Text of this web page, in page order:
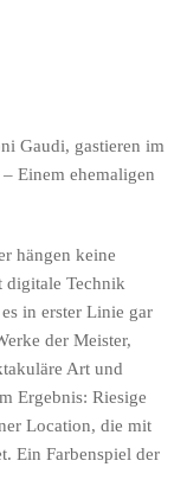
Gaudi, gastieren im
Einem ehemaligen
hängen keine
digitale Technik
in erster Linie gar
der Meister,
Art und
Ergebnis: Riesige
Location, die mit
Ein Farbenspiel der